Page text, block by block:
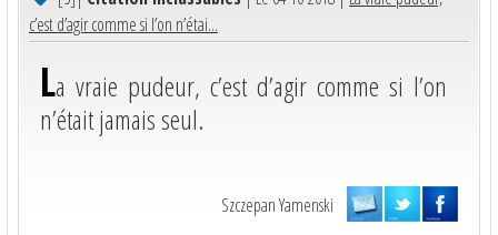
c’est d’agir comme si l’on n’étai...
La vraie pudeur, c’est d’agir comme si l’on
n’était jamais seul.
Szczepan Yamenski